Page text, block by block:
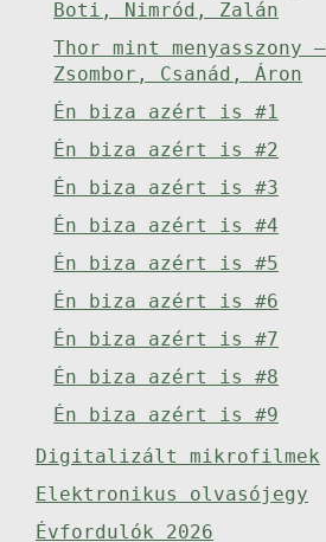
Boti, Nimród, Zalán
Thor mint menyasszony
Zsombor, Csanád, Áron
Én biza azért is #1
Én biza azért is #2
Én biza azért is #3
Én biza azért is #4
Én biza azért is #5
Én biza azért is #6
Én biza azért is #7
Én biza azért is #8
Én biza azért is #9
Digitalizált mikrofilmek
Elektronikus olvasójegy
Évfordulók 2026